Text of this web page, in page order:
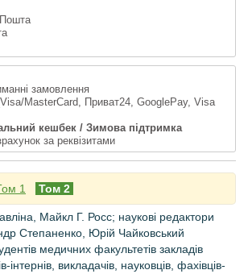
замовлення
MasterCard, Приват24, GooglePay, Visa
кешбек / Зимова підтримка
за реквізитами
1 Том 2
Майкл Г. Росс; наукові редактори
Степаненко, Юрій Чайковський
медичних факультетів закладів
інтернів, викладачів, науковців, фахівців-